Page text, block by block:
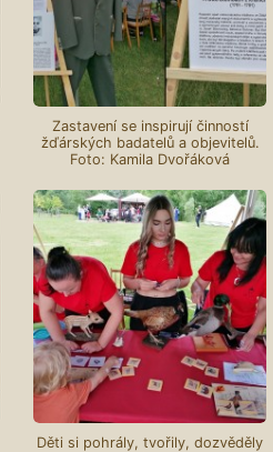
Zastavení se inspirují činností
žďárských badatelů a objevitelů.
Foto: Kamila Dvořáková
Děti si pohrály, tvořily, dozvěděly